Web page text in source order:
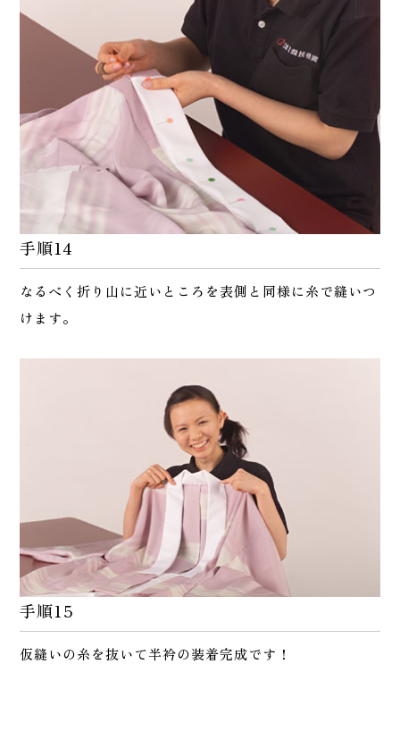
手順14
なるべく折り山に近いところを表側と同様に糸で縫いつ
けます。
手順15
仮縫いの糸を抜いて半衿の装着完成です！